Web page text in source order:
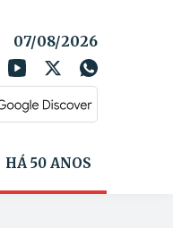
07/08/2026
HÁ 50 ANOS